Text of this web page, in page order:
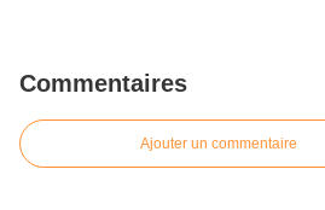
Commentaires
Ajouter un commentaire